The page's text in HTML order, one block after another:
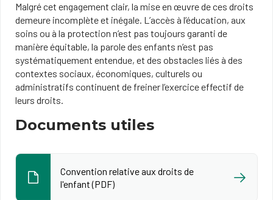
Malgré cet engagement clair, la mise en œuvre de ces droits
demeure incomplète et inégale. L’accès à l’éducation, aux
soins ou à la protection n’est pas toujours garanti de
manière équitable, la parole des enfants n’est pas
systématiquement entendue, et des obstacles liés à des
contextes sociaux, économiques, culturels ou
administratifs continuent de freiner l’exercice effectif de
leurs droits.
Documents utiles
Convention relative aux droits de
l'enfant (PDF)